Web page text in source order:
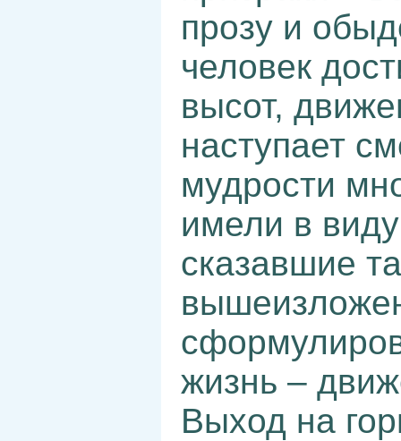
прозу и
человек
высот,
наступает
мудрости
имели в
сказавшие
жизнь –
Выход на